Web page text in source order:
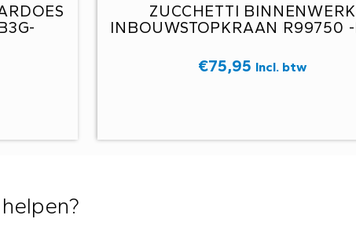
ZUCCHETTI BINNENWERK
INBOUWSTOPKRAAN R99750
€75,95 Incl. btw